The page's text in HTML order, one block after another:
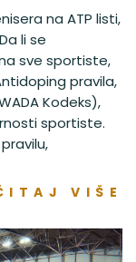
na ATP listi,
li se
sve sportiste,
pravila,
Kodeks),
sportiste.
VIŠE